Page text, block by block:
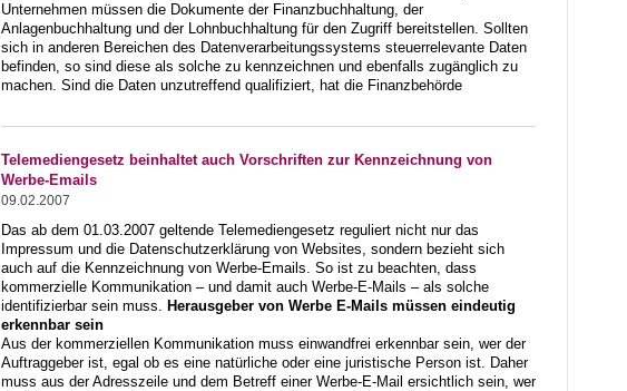
Unternehmen müssen die Dokumente der Finanzbuchhaltung, der
Anlagenbuchhaltung und der Lohnbuchhaltung für den Zugriff bereitstellen. Sollten
sich in anderen Bereichen des Datenverarbeitungssystems steuerrelevante Daten
befinden, so sind diese als solche zu kennzeichnen und ebenfalls zugänglich zu
machen. Sind die Daten unzutreffend qualifiziert, hat die Finanzbehörde
Telemediengesetz beinhaltet auch Vorschriften zur Kennzeichnung von
Werbe-Emails
09.02.2007
Das ab dem 01.03.2007 geltende Telemediengesetz reguliert nicht nur das
Impressum und die Datenschutzerklärung von Websites, sondern bezieht sich
auch auf die Kennzeichnung von Werbe-Emails. So ist zu beachten, dass
kommerzielle Kommunikation – und damit auch Werbe-E-Mails – als solche
identifizierbar sein muss. Herausgeber von Werbe E-Mails müssen eindeutig
erkennbar sein
Aus der kommerziellen Kommunikation muss einwandfrei erkennbar sein, wer der
Auftraggeber ist, egal ob es eine natürliche oder eine juristische Person ist. Daher
muss aus der Adresszeile und dem Betreff einer Werbe-E-Mail ersichtlich sein, wer